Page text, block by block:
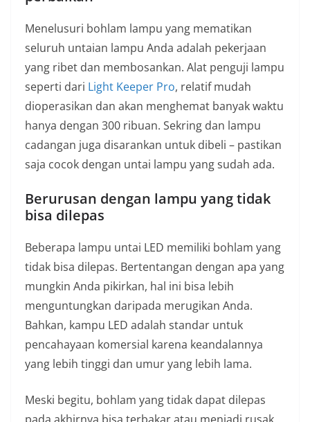
Menelusuri bohlam lampu yang mematikan
seluruh untaian lampu Anda adalah pekerjaan
yang ribet dan membosankan. Alat penguji lampu
seperti dari Light Keeper Pro, relatif mudah
dioperasikan dan akan menghemat banyak waktu
hanya dengan 300 ribuan. Sekring dan lampu
cadangan juga disarankan untuk dibeli – pastikan
saja cocok dengan untai lampu yang sudah ada.
Berurusan dengan lampu yang tidak
bisa dilepas
Beberapa lampu untai LED memiliki bohlam yang
tidak bisa dilepas. Bertentangan dengan apa yang
mungkin Anda pikirkan, hal ini bisa lebih
menguntungkan daripada merugikan Anda.
Bahkan, kampu LED adalah standar untuk
pencahayaan komersial karena keandalannya
yang lebih tinggi dan umur yang lebih lama.
Meski begitu, bohlam yang tidak dapat dilepas